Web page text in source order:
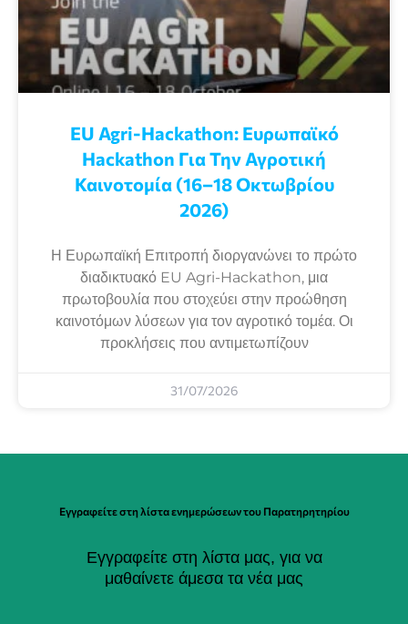
EU Agri-Hackathon: Eυρωπαϊκό
Ηackathon Για Την Αγροτική
Καινοτομία (16–18 Οκτωβρίου
2026)
Η Ευρωπαϊκή Επιτροπή διοργανώνει το πρώτο
διαδικτυακό EU Agri-Hackathon, μια
πρωτοβουλία που στοχεύει στην προώθηση
καινοτόμων λύσεων για τον αγροτικό τομέα. Οι
προκλήσεις που αντιμετωπίζουν
31/07/2026
Εγγραφείτε στη λίστα ενημερώσεων του Παρατηρητηρίου
Εγγραφείτε στη λίστα μας, για να
μαθαίνετε άμεσα τα νέα μας